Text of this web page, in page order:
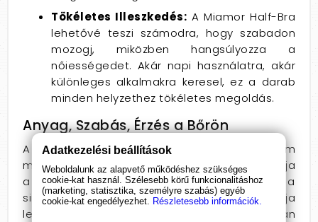
Tökéletes Illeszkedés: A Miamor Half-Bra
lehetővé teszi számodra, hogy szabadon
mozogj, miközben hangsúlyozza a
nőiességedet. Akár napi használatra, akár
különleges alkalmakra keresel, ez a darab
minden helyzethez tökéletes megoldás.
Anyag, Szabás, Érzés a Bőrön
A Miamor Half-Bra anyaghasználata prémium
minőségű, légáteresztő textil, amely garantálja
a maximális kényelmet. A finom csipke és a
sima, pamut anyag tökéletes kombinációja
lehetővé teszi, hogy egész nap magabiztosan
Adatkezelési beállítások
Weboldalunk az alapvető működéshez szükséges
cookie-kat használ. Szélesebb körű funkcionalitáshoz
(marketing, statisztika, személyre szabás) egyéb
cookie-kat engedélyezhet. Részletesebb információk.